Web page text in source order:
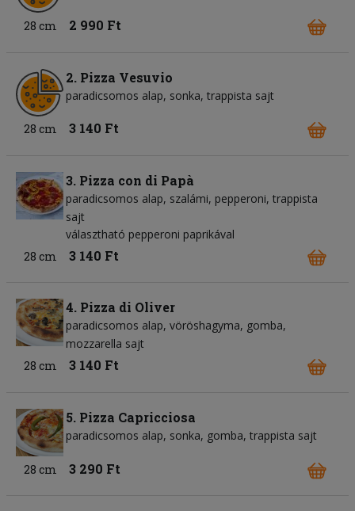
28 cm 2 990 Ft
2. Pizza Vesuvio
paradicsomos alap sonka trappista sajt
28 cm 3 140 Ft
3. Pizza con di Papà
paradicsomos alap szalámi pepperoni trappista
sajt
választható pepperoni paprikával
28 cm
3 140 Ft
4. Pizza di Oliver
paradicsomos alap vöröshagyma gomba
mozzarella sajt
28 cm
3 140 Ft
5. Pizza Capricciosa
paradicsomos alap sonka gomba trappista sajt
28 cm 3 290 Ft